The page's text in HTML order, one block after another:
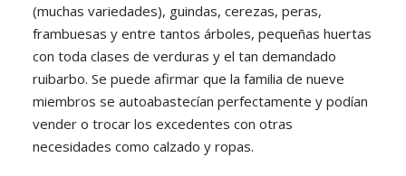
(muchas variedades), guindas, cerezas, peras,
frambuesas y entre tantos árboles, pequeñas huertas
con toda clases de verduras y el tan demandado
ruibarbo. Se puede afirmar que la familia de nueve
miembros se autoabastecían perfectamente y podían
vender o trocar los excedentes con otras
necesidades como calzado y ropas.